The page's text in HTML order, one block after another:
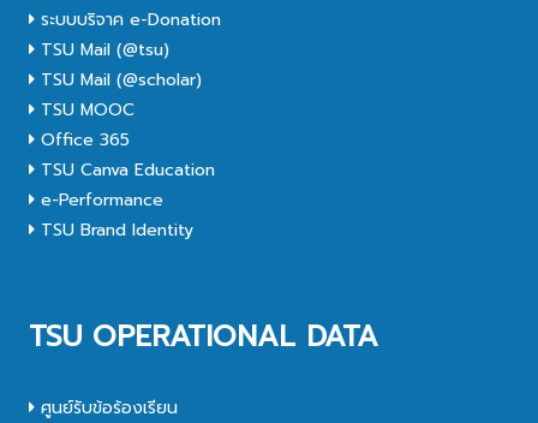
ระบบบริจาค e-Donation
TSU Mail (@tsu)
TSU Mail (@scholar)
TSU MOOC
Office 365
TSU Canva Education
e-Performance
TSU Brand Identity
TSU OPERATIONAL DATA
ศูนย์รับข้อร้องเรียน